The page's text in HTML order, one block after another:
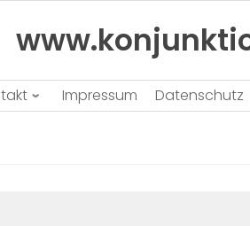
Impressum Datenschutz